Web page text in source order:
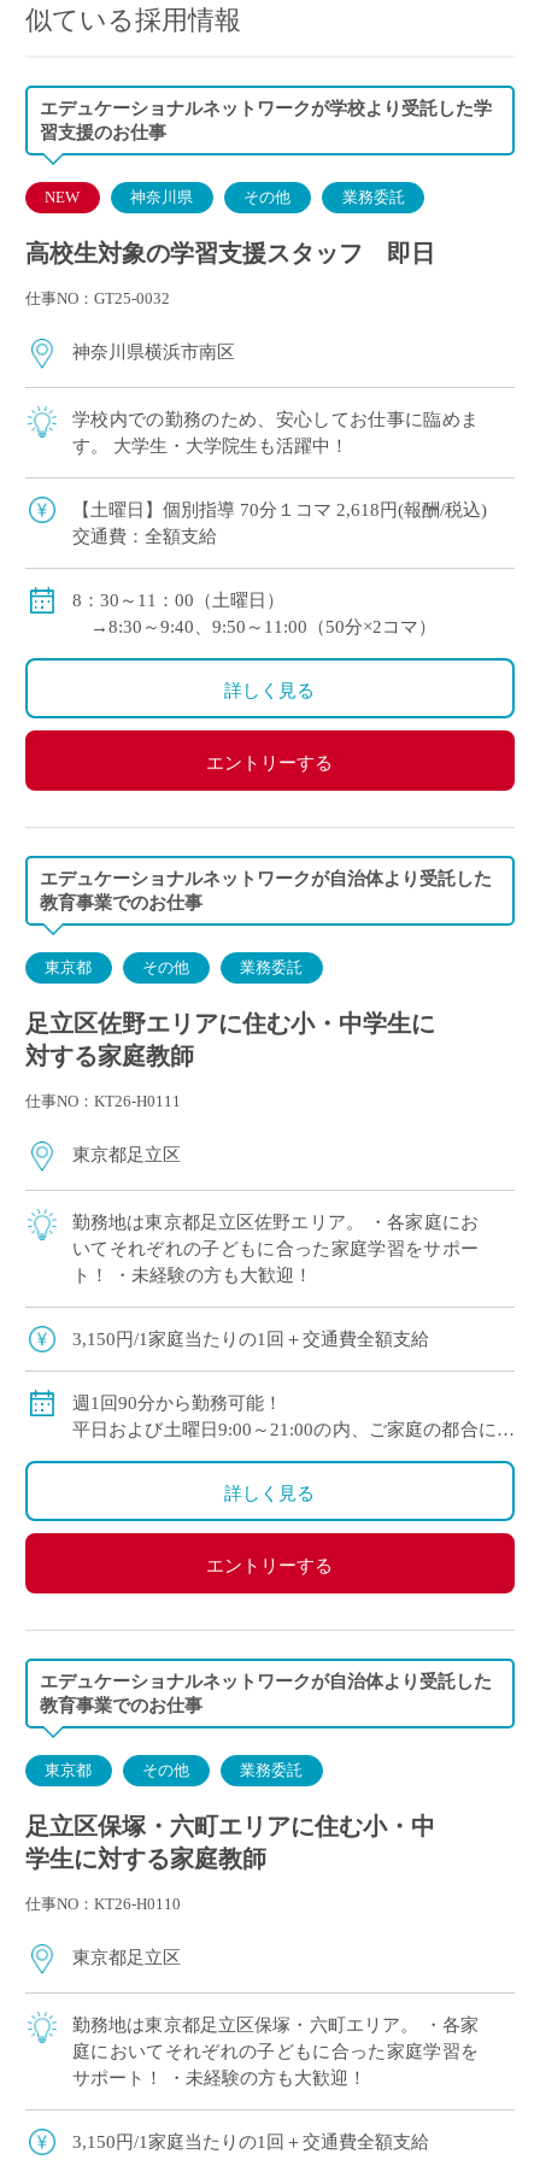
似ている採用情報
エデュケーショナルネットワークが学校より受託した学
習支援のお仕事
NEW 神奈川県 その他 業務委託
高校生対象の学習支援スタッフ 即日
仕事NO：GT25-0032
神奈川県横浜市南区
学校内での勤務のため、安心してお仕事に臨めま
す。 大学生・大学院生も活躍中！
【土曜日】個別指導 70分１コマ 2,618円(報酬/税込)
交通費：全額支給
8：30～11：00（土曜日）
→8:30～9:40、9:50～11:00（50分×2コマ）
詳しく見る
エントリーする
エデュケーショナルネットワークが自治体より受託した
教育事業でのお仕事
東京都 その他 業務委託
足立区佐野エリアに住む小・中学生に
対する家庭教師
仕事NO：KT26-H0111
東京都足立区
勤務地は東京都足立区佐野エリア。 ・各家庭にお
いてそれぞれの子どもに合った家庭学習をサポー
ト！ ・未経験の方も大歓迎！
3,150円/1家庭当たりの1回＋交通費全額支給
週1回90分から勤務可能！
平日および土曜日9:00～21:00の内、ご家庭の都合に合
ご自身のご都合の良い時間帯のご家庭をお願いしま
※5月～3月で実施します。
金曜日 14:00～15:30 F家庭／18:00～19:30 G家庭
詳しく見る
エントリーする
エデュケーショナルネットワークが自治体より受託した
教育事業でのお仕事
東京都 その他 業務委託
足立区保塚・六町エリアに住む小・中
学生に対する家庭教師
仕事NO：KT26-H0110
東京都足立区
勤務地は東京都足立区保塚・六町エリア。 ・各家
庭においてそれぞれの子どもに合った家庭学習を
サポート！ ・未経験の方も大歓迎！
3,150円/1家庭当たりの1回＋交通費全額支給